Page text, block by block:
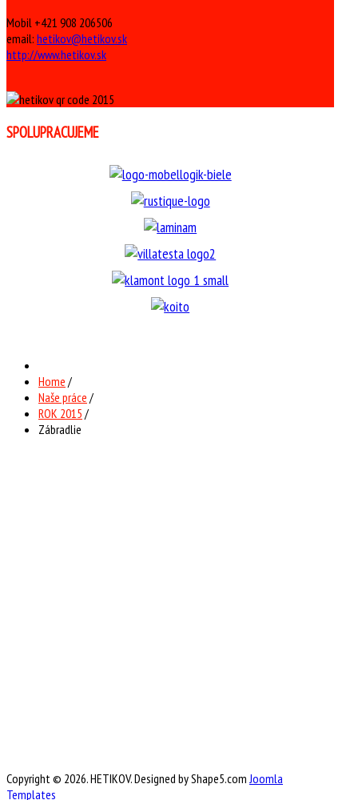
Mobil +421 908 206506
email: hetikov@hetikov.sk
http://www.hetikov.sk
SPOLUPRACUJEME
Home /
Naše práce /
ROK 2015 /
Zábradlie
Copyright © 2026. HETIKOV. Designed by Shape5.com Joomla
Templates